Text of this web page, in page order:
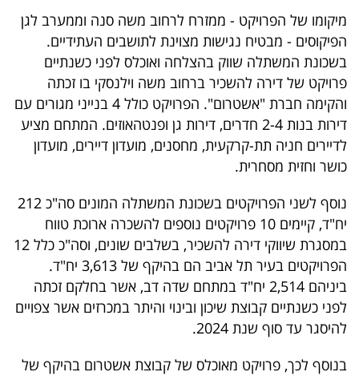
UNDER
40
שיתופי
פעולה
דרושים
ניוזלטרים
מייל
אדום
מיקומו של הפרויקט - ממזרח לרחוב משה סנה וממערב לגן
הפיקוסים - מבטיח נגישות מצוינת לתושבים העתידיים.
בשכונת המשתלה שווק בהצלחה ואוכלס לפני כשנתיים
פרויקט של דירה להשכיר ברחוב משה וילנסקי בו זכתה
והקימה חברת "אשטרום". הפרויקט כולל 4 בנייני מגורים עם
דירות בנות 2-4 חדרים, דירות גן ופנטהאוזים. המתחם מציע
לדיירים חניה תת-קרקעית, מחסנים, מועדון דיירים, מועדון
כושר וחזית מסחרית.
נוסף לשני הפרויקטים בשכונת המשתלה המונים סה"כ 212
יח"ד, קיימים 10 פרויקטים נוספים להשכרה ארוכת טווח
במסגרת שיווקי דירה להשכיר, בשלבים שונים, וסה"כ כלל 12
הפרויקטים בעיר תל אביב הם בהיקף של 3,613 יח"ד.
ביניהם 2,514 יח"ד במתחם שדה דב, אשר בחלקם זכתה
לפני כשנתיים קבוצת שיכון ובינוי והיתר במכרזים אשר צפויים
להיסגר עד סוף שנת 2024.
בנוסף לכך, פרויקט מאוכלס של קבוצת אשטרום בהיקף של